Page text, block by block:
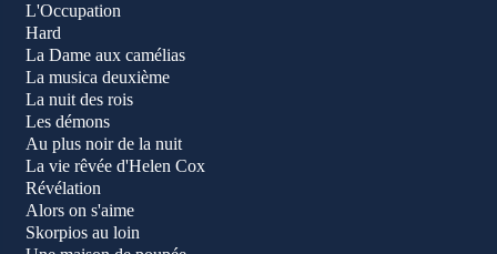
L'Occupation
Hard
La Dame aux camélias
La musica deuxième
La nuit des rois
Les démons
Au plus noir de la nuit
La vie rêvée d'Helen Cox
Révélation
Alors on s'aime
Skorpios au loin